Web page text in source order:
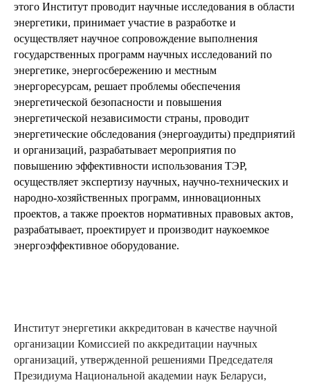
этого Институт проводит научные исследования в области
энергетики, принимает участие в разработке и
осуществляет научное сопровождение выполнения
государственных программ научных исследований по
энергетике, энергосбережению и местным
энергоресурсам, решает проблемы обеспечения
энергетической безопасности и повышения
энергетической независимости страны, проводит
энергетические обследования (энергоаудиты) предприятий
и организаций, разрабатывает мероприятия по
повышению эффективности использования ТЭР,
осуществляет экспертизу научных, научно-технических и
народно-хозяйственных программ, инновационных
проектов, а также проектов нормативных правовых актов,
разрабатывает, проектирует и производит наукоемкое
энергоэффективное оборудование.
Институт энергетики аккредитован в качестве научной
организации Комиссией по аккредитации научных
организаций, утвержденной решениями Председателя
Президиума Национальной академии наук Беларуси,